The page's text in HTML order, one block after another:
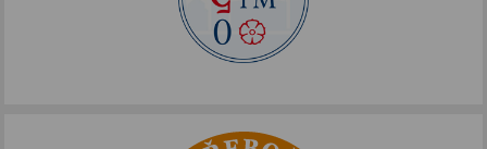
Jazykové kompetence